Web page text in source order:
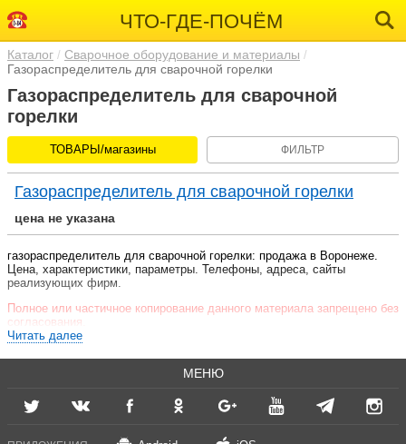
ЧТО-ГДЕ-ПОЧЁМ
Каталог
Сварочное оборудование и материалы
Газораспределитель для сварочной горелки
Газораспределитель для сварочной
горелки
ТОВАРЫ/магазины ФИЛЬТР
Газораспределитель для сварочной горелки
цена не указана
газораспределитель для сварочной горелки: продажа в Воронеже.
Цена, характеристики, параметры. Телефоны, адреса, сайты
реализующих фирм.
Полное или частичное копирование данного материала запрещено без
согласования.
Читать далее
МЕНЮ